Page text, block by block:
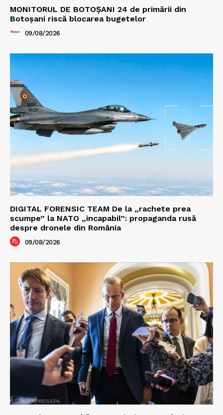
MONITORUL DE BOTOȘANI 24 de primării din
Botoșani riscă blocarea bugetelor
09/08/2026
DIGITAL FORENSIC TEAM De la „rachete prea
scumpe” la NATO „incapabil”: propaganda rusă
despre dronele din România
09/08/2026